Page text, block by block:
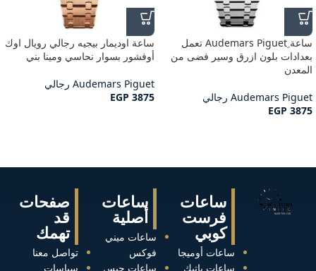
ساعة ِAudemars Piguet تعمل
بعدادات بلون ازرق وسير فضى من
المعدن
Audemars Piguet رجالي
EGP 3875
ساعة اوديمار بيجيه رجالي رويال اوك
أوفشور بسوار نحاسي ومينا بني
Audemars Piguet رجالي
EGP 3875
صفحات
قد
تهمك
تواصل معنا
سياسات
ساعات
أصلية
ساعات ميني
فوكس
ساعات جيس
ساعات
فرست
كوبي
ساعات أوميجا
ساعات باتيك